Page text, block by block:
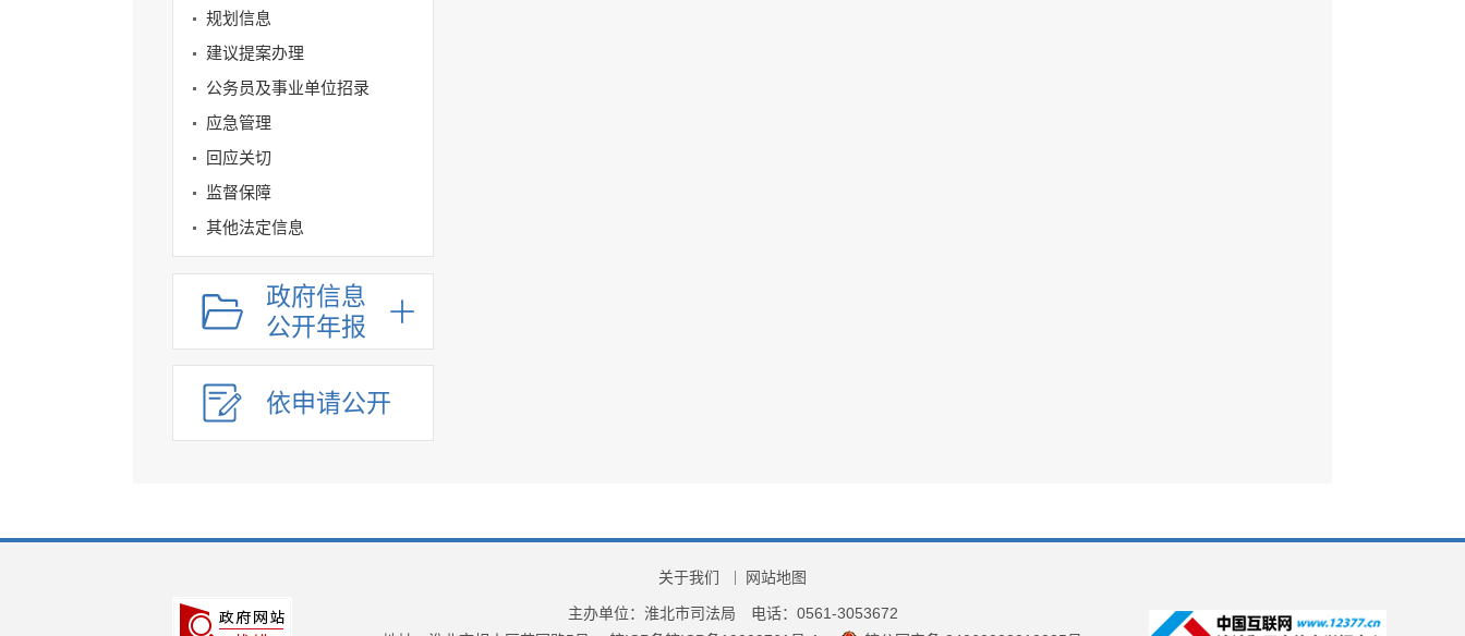
规划信息
建议提案办理
公务员及事业单位招录
应急管理
回应关切
监督保障
其他法定信息
政府信息
公开年报
依申请公开
关于我们 网站地图
主办单位：淮北市司法局
电话：0561-3053672